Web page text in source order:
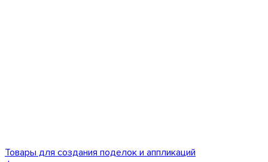
Товары для создания поделок и аппликаций